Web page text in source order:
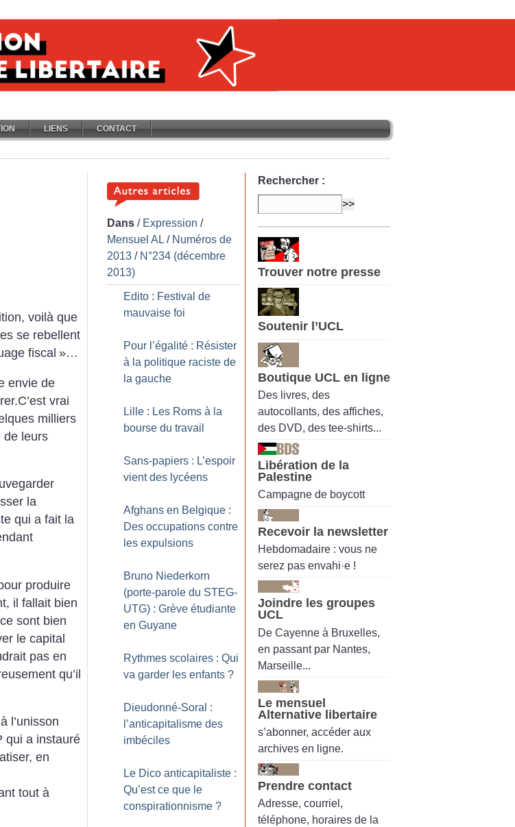
LIENS CONTACT
voilà que
se rebellent
fiscal »…
envie de
vrai
milliers
de leurs
la
qui a fait la
produire
il fallait bien
sont bien
le capital
pas en
qu’il
l’unisson
qui a instauré
en
tout à
Dans / Expression /
Mensuel AL / Numéros de
2013 / N°234 (décembre
2013)
Edito : Festival de
mauvaise foi
Pour l’égalité : Résister
à la politique raciste de
la gauche
Lille : Les Roms à la
bourse du travail
Sans-papiers : L’espoir
vient des lycéens
Afghans en Belgique :
Des occupations contre
les expulsions
Bruno Niederkorn
(porte-parole du STEG-
UTG) : Grève étudiante
en Guyane
Rythmes scolaires : Qui
va garder les enfants ?
Dieudonné-Soral :
l’anticapitalisme des
imbéciles
Le Dico anticapitaliste :
Qu’est ce que le
conspirationnisme ?
Rechercher :
Trouver notre presse
Soutenir l’UCL
Boutique UCL en ligne
Des livres, des
autocollants, des affiches,
des DVD, des tee-shirts...
Libération de la
Palestine
Campagne de boycott
Recevoir la newsletter
Hebdomadaire : vous ne
serez pas envahi·e !
Joindre les groupes
UCL
De Cayenne à Bruxelles,
en passant par Nantes,
Marseille...
Le mensuel
Alternative libertaire
s’abonner, accéder aux
archives en ligne.
Prendre contact
Adresse, courriel,
téléphone, horaires de la